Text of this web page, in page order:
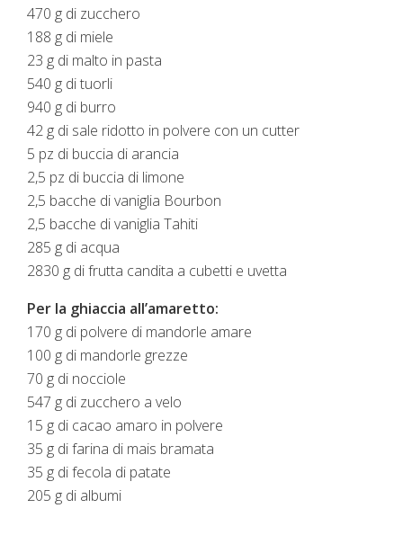
470 g di zucchero
188 g di miele
23 g di malto in pasta
540 g di tuorli
940 g di burro
42 g di sale ridotto in polvere con un cutter
5 pz di buccia di arancia
2,5 pz di buccia di limone
2,5 bacche di vaniglia Bourbon
2,5 bacche di vaniglia Tahiti
285 g di acqua
2830 g di frutta candita a cubetti e uvetta
Per la ghiaccia all’amaretto:
170 g di polvere di mandorle amare
100 g di mandorle grezze
70 g di nocciole
547 g di zucchero a velo
15 g di cacao amaro in polvere
35 g di farina di mais bramata
35 g di fecola di patate
205 g di albumi